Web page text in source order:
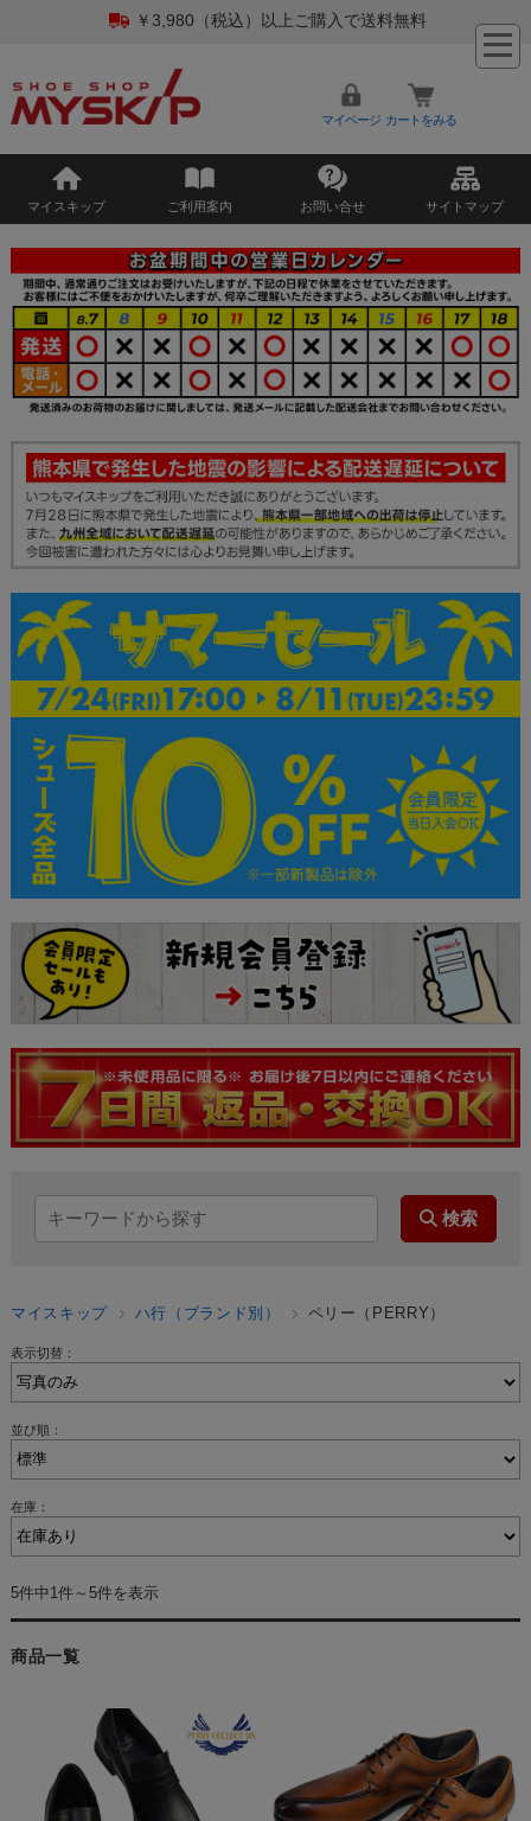
￥3,980（税込）以上ご購入で送料無料
マイページ カートをみる
マイスキップ ご利用案内 お問い合せ サイトマップ
マイスキップ ハ行（ブランド別） ペリー（PERRY）
表示切替：
並び順：
在庫：
5件中1件～5件を表示
商品一覧